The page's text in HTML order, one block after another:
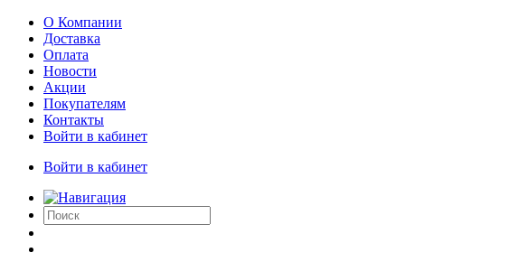
О Компании
Доставка
Оплата
Новости
Акции
Покупателям
Контакты
Войти в кабинет
Войти в кабинет